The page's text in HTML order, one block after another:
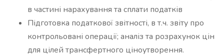
в частині нарахування та сплати податків
Підготовка податкової звітності, в т.ч. звіту про
контрольовані операції; аналіз та розрахунок цін
для цілей трансфертного ціноутворення.